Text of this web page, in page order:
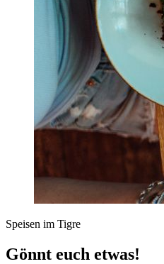
Speisen im Tigre
Gönnt euch etwas!